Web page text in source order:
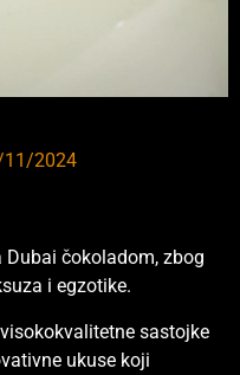
11/2024
čokoladom, zbog
i egzotike.
sastojke
ukuse koji